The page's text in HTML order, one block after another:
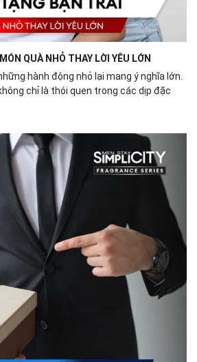
QUÀ NHỎ THAY LỜI YÊU LỚN
hành động nhỏ lại mang ý nghĩa lớn.
chỉ là thói quen trong các dịp đặc